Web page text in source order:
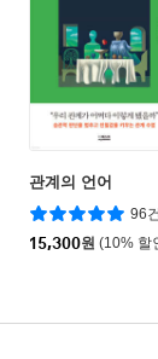
관계의 언어
96건
15,300원 (10% 할